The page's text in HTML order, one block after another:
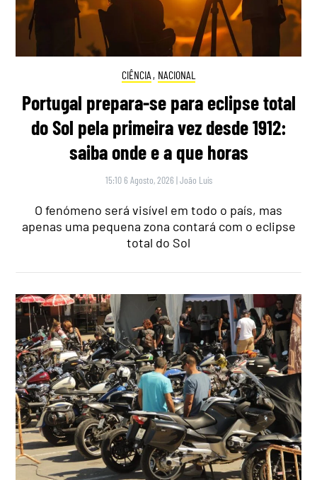
CIÊNCIA , NACIONAL
Portugal prepara-se para eclipse total
do Sol pela primeira vez desde 1912:
saiba onde e a que horas
15:10 6 Agosto, 2026 |João Luís
O fenómeno será visível em todo o país, mas
apenas uma pequena zona contará com o eclipse
total do Sol